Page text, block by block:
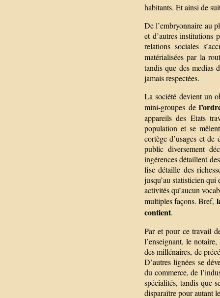
habitants. Et ainsi de
De l’embryonnaire au
et d’autres institutions
relations sociales
matérialisées par la
tandis que des medias
jamais respectées.
La société devient un
mini-groupes de
appareils des Etats
population et se
cortège d’usages et
public diversement
ingérences détaillent
fisc détaille des
jusqu’au statisticien qui
activités qu’aucun
multiples façons. Bref,
contient.
Par et pour ce travail
l’enseignant, le
des millénaires, de
D’autres lignées se
du commerce, de
spécialités, tandis que
disparaître pour autant